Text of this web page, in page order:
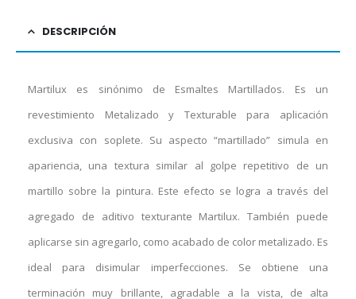
DESCRIPCIÓN
Martilux es sinónimo de Esmaltes Martillados. Es un
revestimiento Metalizado y Texturable para aplicación
exclusiva con soplete. Su aspecto “martillado” simula en
apariencia, una textura similar al golpe repetitivo de un
martillo sobre la pintura. Este efecto se logra a través del
agregado de aditivo texturante Martilux. También puede
aplicarse sin agregarlo, como acabado de color metalizado. Es
ideal para disimular imperfecciones. Se obtiene una
terminación muy brillante, agradable a la vista, de alta